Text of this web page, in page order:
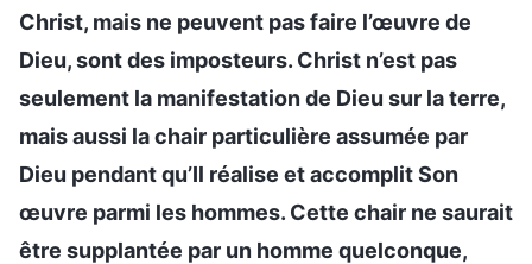
Christ, mais ne peuvent pas faire l’œuvre de
Dieu, sont des imposteurs. Christ n’est pas
seulement la manifestation de Dieu sur la terre,
mais aussi la chair particulière assumée par
Dieu pendant qu’Il réalise et accomplit Son
œuvre parmi les hommes. Cette chair ne saurait
être supplantée par un homme quelconque,